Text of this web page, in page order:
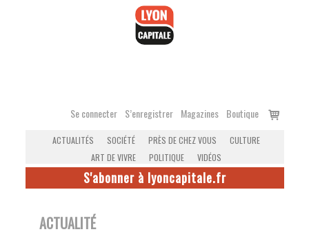
Se connecter S’enregistrer Magazines Boutique
Voir
ACTUALITÉS SOCIÉTÉ PRÈS DE CHEZ VOUS
CULTURE
ART DE VIVRE
POLITIQUE VIDÉOS
S'abonner à lyoncapitale.fr
ACTUALITÉ